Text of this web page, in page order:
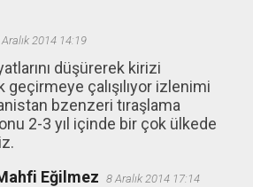
2014 14:19
düşürerek kirizi
geçirmeye çalışılıyor izlenimi
bzenzeri tıraşlama
2-3 yıl içinde bir çok ülkede
Eğilmez 8 Aralık 2014 17:14